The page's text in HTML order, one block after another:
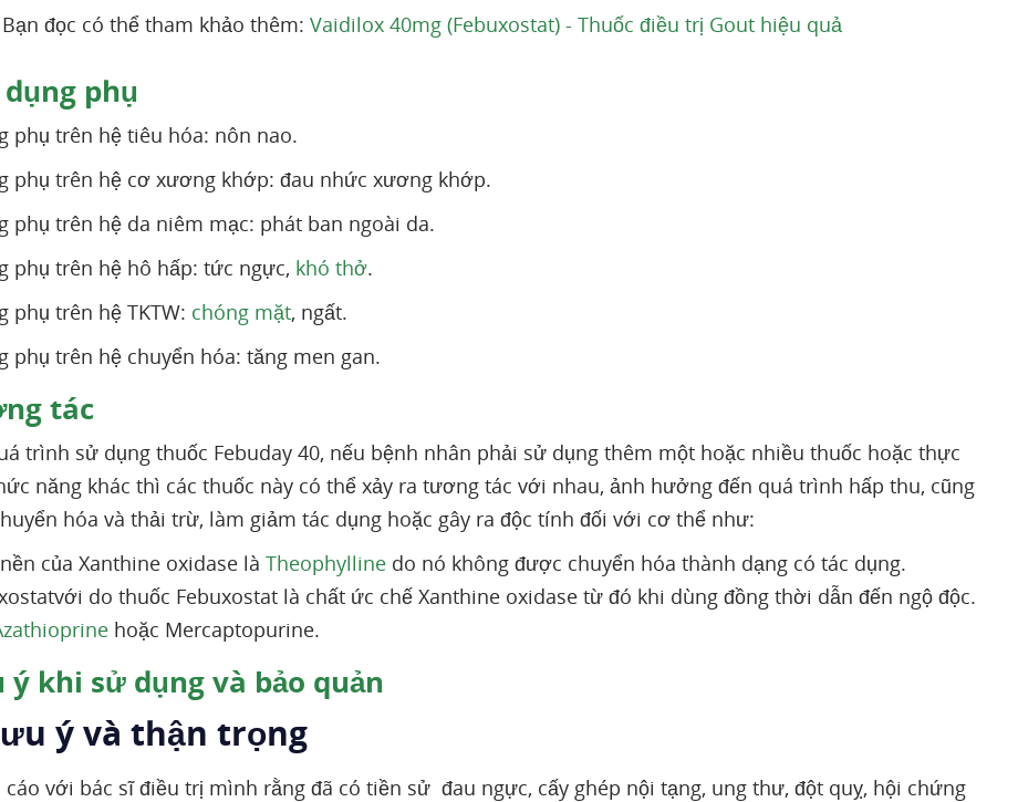
Bạn đọc có thể tham khảo thêm: Vaidilox 40mg (Febuxostat) - Thuốc điều trị Gout hiệu quả
dụng phụ
phụ trên hệ tiêu hóa: nôn nao.
phụ trên hệ cơ xương khớp: đau nhức xương khớp.
phụ trên hệ da niêm mạc: phát ban ngoài da.
phụ trên hệ hô hấp: tức ngực, khó thở.
phụ trên hệ TKTW: chóng mặt, ngất.
phụ trên hệ chuyển hóa: tăng men gan.
tác
trình sử dụng thuốc Febuday 40, nếu bệnh nhân phải sử dụng thêm một hoặc nhiều thuốc hoặc thực
năng khác thì các thuốc này có thể xảy ra tương tác với nhau, ảnh hưởng đến quá trình hấp thu, cũng
hóa và thải trừ, làm giảm tác dụng hoặc gây ra độc tính đối với cơ thể như:
của Xanthine oxidase là Theophylline do nó không được chuyển hóa thành dạng có tác dụng.
do thuốc Febuxostat là chất ức chế Xanthine oxidase từ đó khi dùng đồng thời dẫn đến ngộ độc.
hoặc Mercaptopurine.
ý khi sử dụng và bảo quản
ý và thận trọng
cáo với bác sĩ điều trị mình rằng đã có tiền sử đau ngực, cấy ghép nội tạng, ung thư, đột quỵ, hội chứng